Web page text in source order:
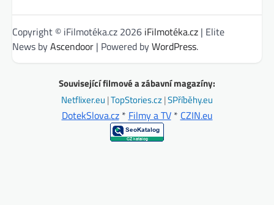
Copyright © iFilmotéka.cz 2026 iFilmotéka.cz | Elite
News byAscendoor | Powered byWordPress.
Související filmové a zábavní magazíny:
Netflixer.eu |TopStories.cz|SPříběhy.eu
DotekSlova.cz* Filmy a TV* CZIN.eu